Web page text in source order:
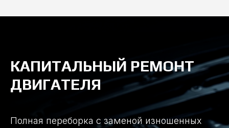
КАПИТАЛЬНЫЙ РЕМОНТ
ДВИГАТЕЛЯ
Полная переборка с заменой изношенных